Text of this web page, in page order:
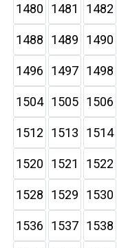
1480 1481 1482
1488 1489 1490
1496 1497 1498
1504 1505 1506
1512 1513 1514
1520 1521 1522
1528 1529 1530
1536 1537 1538